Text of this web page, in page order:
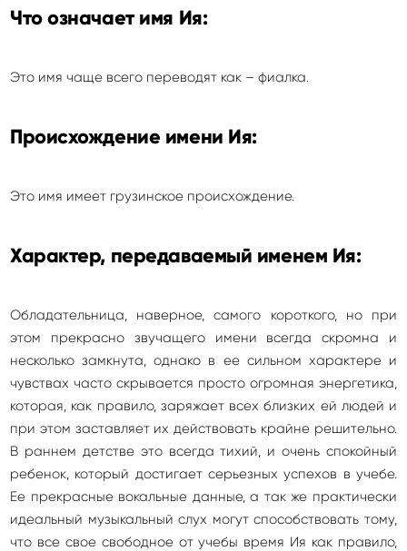
Что означает имя Ия:
Это имя чаще всего переводят как – фиалка.
Происхождение имени Ия:
Это имя имеет грузинское происхождение.
Характер, передаваемый именем Ия:
Обладательница, наверное, самого короткого, но при
этом прекрасно звучащего имени всегда скромна и
несколько замкнута, однако в ее сильном характере и
чувствах часто скрывается просто огромная энергетика,
которая, как правило, заряжает всех близких ей людей и
при этом заставляет их действовать крайне решительно.
В раннем детстве это всегда тихий, и очень спокойный
ребенок, который достигает серьезных успехов в учебе.
Ее прекрасные вокальные данные, а так же практически
идеальный музыкальный слух могут способствовать тому,
что все свое свободное от учебы время Ия как правило,